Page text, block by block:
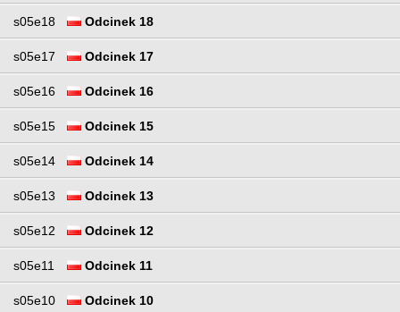
s05e18 Odcinek 18
s05e17 Odcinek 17
s05e16 Odcinek 16
s05e15 Odcinek 15
s05e14 Odcinek 14
s05e13 Odcinek 13
s05e12 Odcinek 12
s05e11 Odcinek 11
s05e10 Odcinek 10